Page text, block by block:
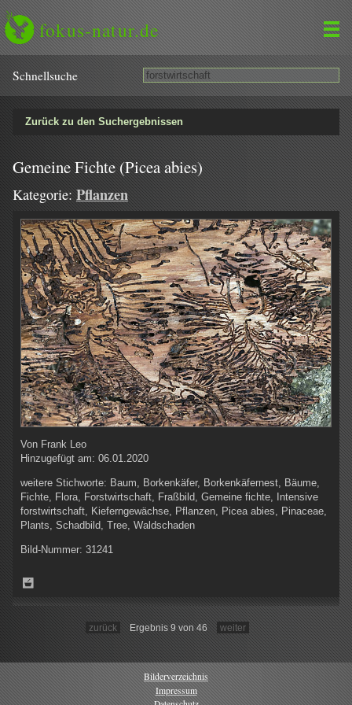
fokus-natur.de
Schnell­suche
Zurück zu den Suchergebnissen
Gemeine Fichte (Picea abies)
Kategorie: Pflanzen
Von Frank Leo
Hinzugefügt am: 06.01.2020
weitere Stichworte: Baum, Borkenkäfer, Borkenkäfernest, Bäume,
Fichte, Flora, Forstwirtschaft, Fraßbild, Gemeine fichte, Intensive
forstwirtschaft, Kieferngewächse, Pflanzen, Picea abies, Pinaceae,
Plants, Schadbild, Tree, Waldschaden
Bild-Nummer: 31241
zurück Ergebnis 9 von 46 weiter
Bilderverzeichnis
Impressum